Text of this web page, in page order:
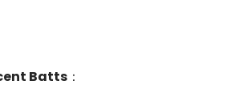
Batts ：